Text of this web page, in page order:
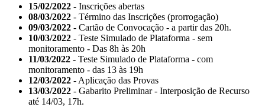
15/02/2022 - Inscrições abertas
08/03/2022 - Término das Inscrições (prorrogação)
09/03/2022 - Cartão de Convocação - a partir das 20h.
10/03/2022 - Teste Simulado de Plataforma - sem
monitoramento - Das 8h às 20h
11/03/2022 - Teste Simulado de Plataforma - com
monitoramento - das 13 às 19h
12/03/2022 - Aplicação das Provas
13/03/2022 - Gabarito Preliminar - Interposição de Recurso
até 14/03, 17h.